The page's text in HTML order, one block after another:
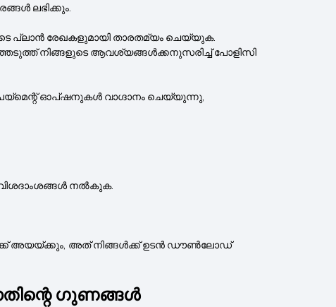
ലഭിക്കും.
പ്ലാൻ രേഖകളുമായി താരതമ്യം ചെയ്യുക.
നിങ്ങളുടെ ആവശ്യങ്ങൾക്കനുസരിച്ച് പോളിസി
പേയ്‌മെന്റ് ഓപ്ഷനുകൾ വാഗ്ദാനം ചെയ്യുന്നു,
വിശദാംശങ്ങൾ നൽകുക.
അയയ്ക്കും, അത് നിങ്ങൾക്ക് ഉടൻ ഡൗൺലോഡ്
ഗുണങ്ങൾ